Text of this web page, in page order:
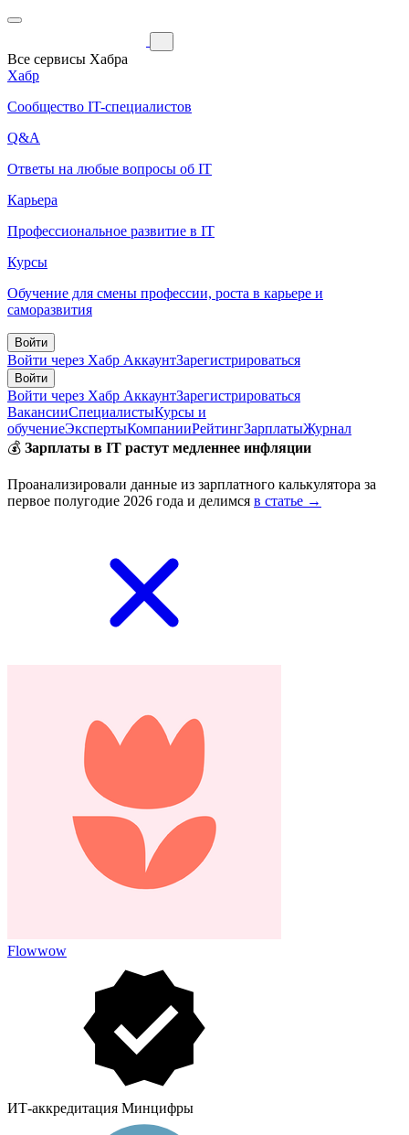
Все сервисы Хабра
Хабр
Сообщество IT-специалистов
Q&A
Ответы на любые вопросы об IT
Карьера
Профессиональное развитие в IT
Курсы
Обучение для смены профессии, роста в карьере и
саморазвития
Войти
Войти через Хабр АккаунтЗарегистрироваться
Войти
Войти через Хабр АккаунтЗарегистрироваться
ВакансииСпециалистыКурсы и
обучениеЭкспертыКомпанииРейтингЗарплатыЖурнал
💰 Зарплаты в IT растут медленнее инфляции
Проанализировали данные из зарплатного калькулятора за
первое полугодие 2026 года и делимся в статье →
Flowwow
ИТ-аккредитация Минцифры